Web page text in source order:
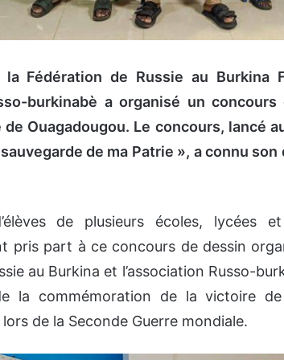
la Fédération de Russie au Burkina
burkinabè a organisé un
Ouagadougou. Le concours, lancé
de ma Patrie », a connu
de plusieurs écoles, lycées
pris part à ce concours de dessin
au Burkina et l’association Russo-
la commémoration de la victoire de
lors de la Seconde Guerre mondiale.